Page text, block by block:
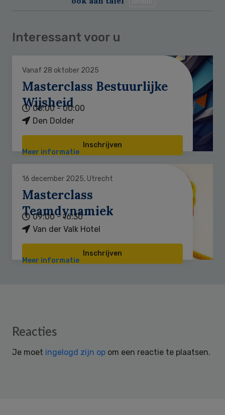
Interessant voor u
Vanaf 28 oktober 2025
Masterclass Bestuurlijke
Wijsheid
00:00 - 00:00
Den Dolder
Inschrijven
Meer informatie
16 december 2025, Utrecht
Masterclass
Teamdynamiek
09:00 - 16:30
Van der Valk Hotel
Inschrijven
Meer informatie
Reader
Reacties
Je moet ingelogd zijn op om een reactie te plaatsen.